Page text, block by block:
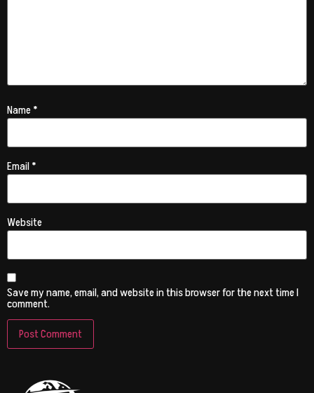
Name*
Email*
Website
Save my name, email, and website in this browser for the next time I
comment.